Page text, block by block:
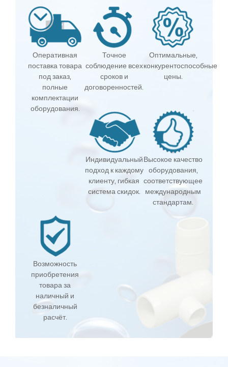
Оперативная
поставка товара
под заказ,
полные
комплектации
оборудования.
Точное
соблюдение всех
сроков и
договоренностей.
Оптимальные,
конкурентоспособные
цены.
Индивидуальный
подход к каждому
клиенту, гибкая
система скидок.
Высокое качество
оборудования,
соответствующее
международным
стандартам.
Возможность
приобретения
товара за
наличный и
безналичный
расчёт.